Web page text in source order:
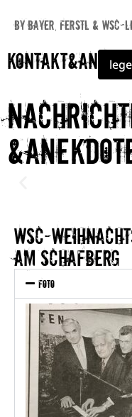
by Bayer, ferstl & WSC-
WSC-
am schafberg
Foto